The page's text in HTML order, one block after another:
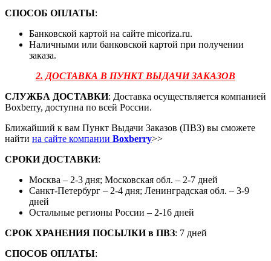
СПОСОБ ОПЛАТЫ:
Банковской картой на сайте micoriza.ru.
Наличными или банковской картой при получении
заказа.
2. ДОСТАВКА В ПУНКТ ВЫДАЧИ ЗАКАЗОВ
СЛУЖБА ДОСТАВКИ: Доставка осуществляется компанией
Boxberry, доступна по всей России.
Ближайший к вам Пункт Выдачи Заказов (ПВЗ) вы сможете
найти на сайте компании Boxberry>>
СРОКИ ДОСТАВКИ:
Москва – 2-3 дня; Московская обл. – 2-7 дней
Санкт-Петербург – 2-4 дня; Ленинградская обл. – 3-9
дней
Остальные регионы России – 2-16 дней
СРОК ХРАНЕНИЯ ПОСЫЛКИ в ПВЗ: 7 дней
СПОСОБ ОПЛАТЫ: